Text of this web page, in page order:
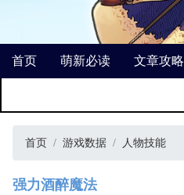
首页 萌新必读 文章攻略
首页 游戏数据 人物技能
强力酒醉魔法